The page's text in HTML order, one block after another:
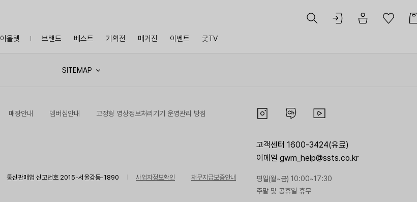
아울렛 브랜드 베스트 기획전 매거진 이벤트 굿TV
SITEMAP
매장안내 멤버십안내 고정형 영상정보처리기기 운영관리 방침
통신판매업 신고번호 2015-서울강동-1890 사업자정보확인
채무지급보증안내
고객센터 1600-3424(유료)
이메일 gwm_help@ssts.co.kr
평일(월~금) 10:00~17:30
주말 및 공휴일 휴무